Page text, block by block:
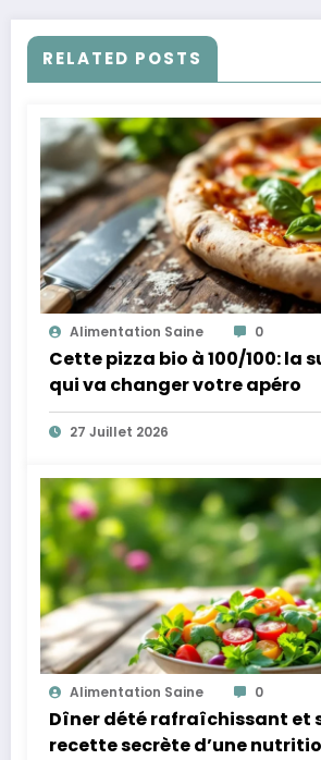
RELATED POSTS
Alimentation Saine 0
Cette pizza bio à 100/100: la
qui va changer votre apéro
27 Juillet 2026
Alimentation Saine 0
Dîner dété rafraîchissant et
recette secrète d’une